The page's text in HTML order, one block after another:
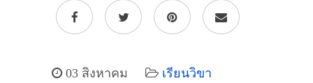
03 สิงหาคม
เรียนวิขา